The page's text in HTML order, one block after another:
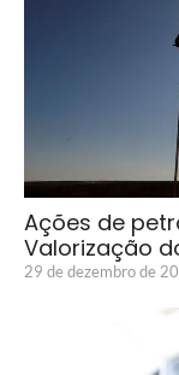
Ações de
Valorização
29 de dezembro de